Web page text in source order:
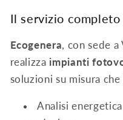
Il servizio completo
Ecogenera, con sede
realizza impianti
soluzioni su misura
Analisi